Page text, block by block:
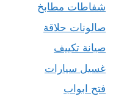
شفاطات مطابخ
صالونات حلاقة
صيانة تكييف
غسيل سيارات
فتح ابواب